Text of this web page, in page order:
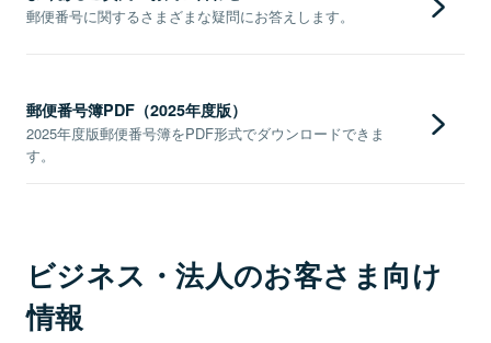
郵便番号に関するさまざまな疑問にお答えします。
郵便番号簿PDF（2025年度版）
2025年度版郵便番号簿をPDF形式でダウンロードできま
す。
ビジネス・法人のお客さま向け
情報